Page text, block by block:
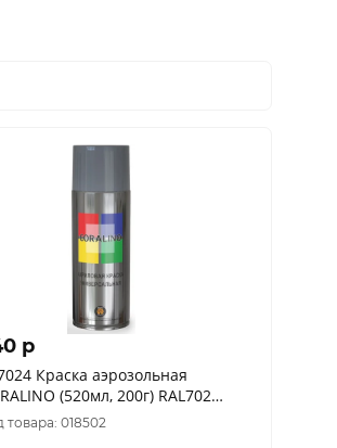
p
Краска аэрозольная
(520мл, 200г) RAL7024
серый
товара: 018502